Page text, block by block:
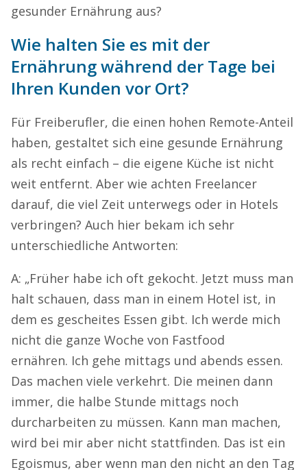
gesunder Ernährung aus?
Wie halten Sie es mit der
Ernährung während der Tage bei
Ihren Kunden vor Ort?
Für Freiberufler, die einen hohen Remote-Anteil
haben, gestaltet sich eine gesunde Ernährung
als recht einfach – die eigene Küche ist nicht
weit entfernt. Aber wie achten Freelancer
darauf, die viel Zeit unterwegs oder in Hotels
verbringen? Auch hier bekam ich sehr
unterschiedliche Antworten:
A: „Früher habe ich oft gekocht. Jetzt muss man
halt schauen, dass man in einem Hotel ist, in
dem es gescheites Essen gibt. Ich werde mich
nicht die ganze Woche von Fastfood
ernähren. Ich gehe mittags und abends essen.
Das machen viele verkehrt. Die meinen dann
immer, die halbe Stunde mittags noch
durcharbeiten zu müssen. Kann man machen,
wird bei mir aber nicht stattfinden. Das ist ein
Egoismus, aber wenn man den nicht an den Tag